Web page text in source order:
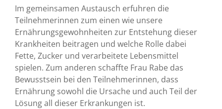
Im gemeinsamen Austausch erfuhren die
Teilnehmerinnen zum einen wie unsere
Ernährungsgewohnheiten zur Entstehung dieser
Krankheiten beitragen und welche Rolle dabei
Fette, Zucker und verarbeitete Lebensmittel
spielen. Zum anderen schaffte Frau Rabe das
Bewusstsein bei den Teilnehmerinnen, dass
Ernährung sowohl die Ursache und auch Teil der
Lösung all dieser Erkrankungen ist.